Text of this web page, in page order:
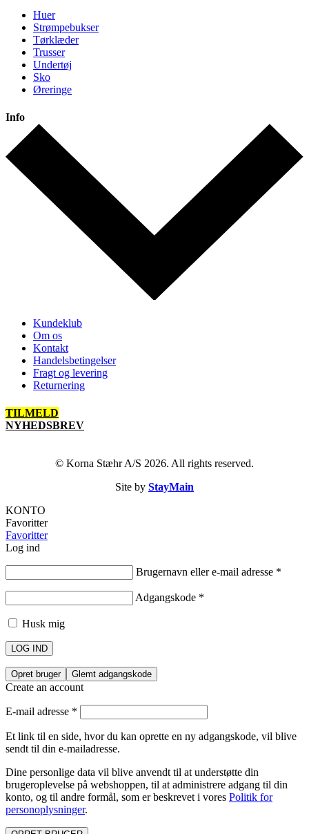
Huer
Strømpebukser
Tørklæder
Trusser
Undertøj
Sko
Øreringe
Info
Kundeklub
Om os
Kontakt
Handelsbetingelser
Fragt og levering
Returnering
TILMELD
NYHEDSBREV
© Korna Stæhr A/S 2026. All rights reserved.
Site by StayMain
KONTO
Favoritter
Favoritter
Log ind
Brugernavn eller e-mail adresse *
Adgangskode *
Husk mig
LOG IND
Opret bruger Glemt adgangskode
Create an account
E-mail adresse *
Et link til en side, hvor du kan oprette en ny adgangskode, vil blive
sendt til din e-mailadresse.
Dine personlige data vil blive anvendt til at understøtte din
brugeroplevelse på webshoppen, til at administrere adgang til din
konto, og til andre formål, som er beskrevet i vores Politik for
personoplysninger.